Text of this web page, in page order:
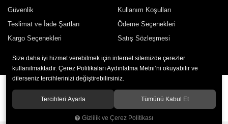
Güvenlik
Teslimat ve İade Şartları
Kargo Seçenekleri
Kullanım Koşulları
Ödeme Seçenekleri
Satış Sözleşmesi
Size daha iyi hizmet verebilmek için internet sitemizde çerezler
kullanılmaktadır. Çerez Politikaları Aydınlatma Metni’ni okuyabilir ve
dilerseniz tercihlerinizi değiştirebilirsiniz.
Tercihleri Ayarla Tümünü Kabul Et
Gizlilik ve Çerez Politikası